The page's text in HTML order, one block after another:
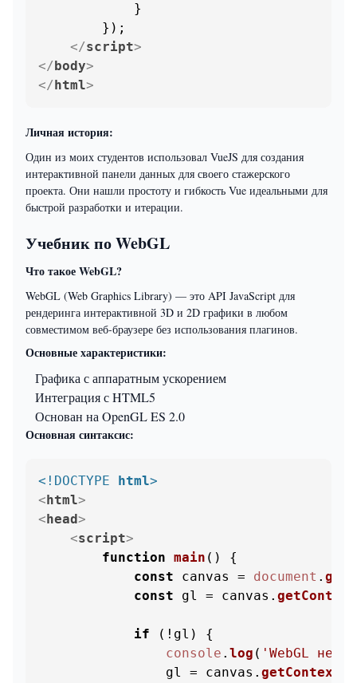
            }
        });
</script>
</body>
</html>
Личная история:
Один из моих студентов использовал VueJS для создания
интерактивной панели данных для своего стажерского
проекта. Они нашли простоту и гибкость Vue идеальными для
быстрой разработки и итерации.
Учебник по WebGL
Что такое WebGL?
WebGL (Web Graphics Library) — это API JavaScript для
рендеринга интерактивной 3D и 2D графики в любом
совместимом веб-браузере без использования плагинов.
Основные характеристики:
Графика с аппаратным ускорением
Интеграция с HTML5
Основан на OpenGL ES 2.0
Основная синтаксис:
<!DOCTYPE html>
< html>
< head>
<script>
function main ( ) {
const canvas = document .
const gl = canvas. getContext
if (!gl) {
console . log ( 'WebGL не
                gl = canvas.
getContext